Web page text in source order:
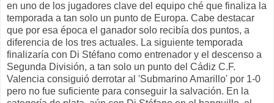
en uno de los jugadores clave del equipo ché que finaliza la
temporada a tan solo un punto de Europa. Cabe destacar
que por esa época el ganador solo recibía dos puntos, a
diferencia de los tres actuales. La siguiente temporada
finalizaría con Di Stéfano como entrenador y el descenso a
Segunda División, a tan solo un punto del Cádiz C.F.
Valencia consiguió derrotar al 'Submarino Amarillo' por 1-0
pero no fue suficiente para conseguir la salvación. En la